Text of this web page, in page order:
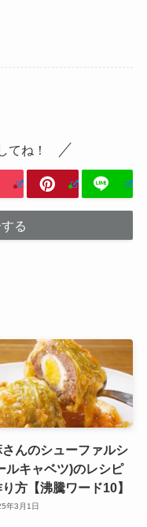
てね！
る
んのシューファルシ
ルキャベツ)のレシピ
方【沸騰ワード10】
年3月1日